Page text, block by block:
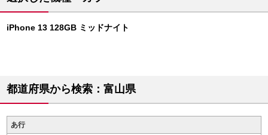
iPhone 13 128GB ミッドナイト
都道府県から検索：富山県
あ行